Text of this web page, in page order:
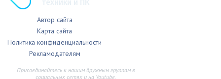
Автор сайта
Карта сайта
Политика конфиденциальности
Рекламодателям
Присоединяйтесь к нашим дружным группам в
социальных сетях и на Youtube.